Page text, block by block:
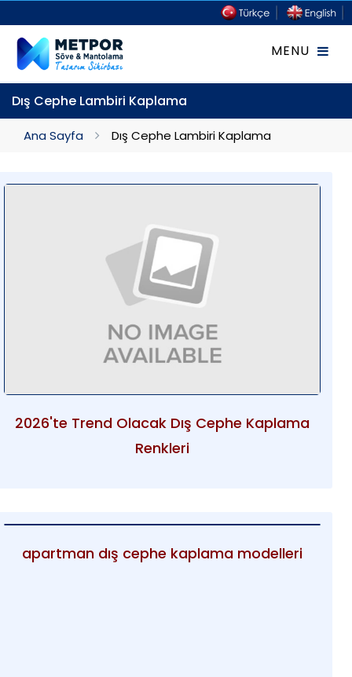
Dış Cephe Lambiri Kaplama
Ana Sayfa Dış Cephe Lambiri Kaplama
2026'te Trend Olacak Dış Cephe Kaplama
Renkleri
apartman dış cephe kaplama modelleri